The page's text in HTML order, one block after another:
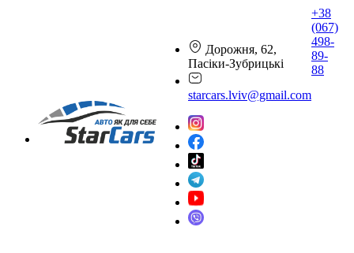
Дорожня, 62,
Пасіки-Зубрицькі
starcars.lviv@gmail.com
+38
(067)
498-
89-
88